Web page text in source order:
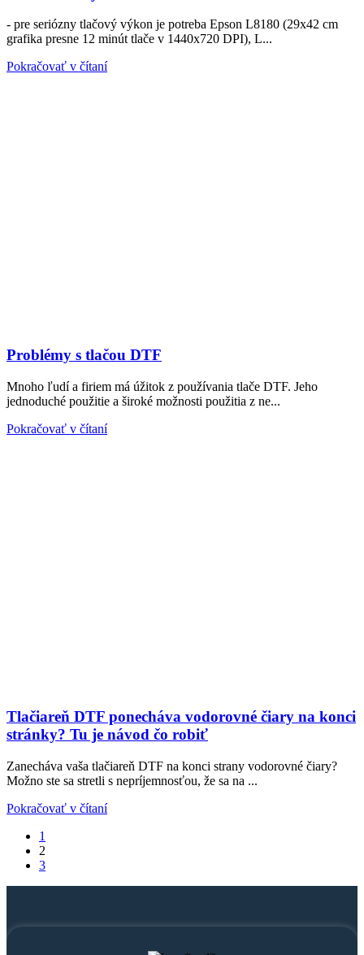
- pre seriózny tlačový výkon je potreba Epson L8180 (29x42 cm
grafika presne 12 minút tlače v 1440x720 DPI), L...
Pokračovať v čítaní
Problémy s tlačou DTF
Mnoho ľudí a firiem má úžitok z používania tlače DTF. Jeho
jednoduché použitie a široké možnosti použitia z ne...
Pokračovať v čítaní
Tlačiareň DTF ponecháva vodorovné čiary na konci
stránky? Tu je návod čo robiť
Zanecháva vaša tlačiareň DTF na konci strany vodorovné čiary?
Možno ste sa stretli s nepríjemnosťou, že sa na ...
Pokračovať v čítaní
1
2
3